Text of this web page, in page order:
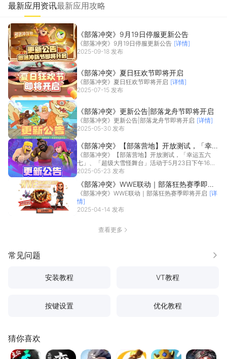
最新应用资讯最新应用攻略
《部落冲突》9月19日停服更新公告
《部落冲突》9月19日停服更新公告 [详情]
2025-09-18 发布
《部落冲突》夏日狂欢节即将开启
《部落冲突》夏日狂欢节即将开启 [详情]
2025-07-15 发布
《部落冲突》更新公告|部落龙舟节即将开启
《部落冲突》更新公告|部落龙舟节即将开启 [详情]
2025-05-30 发布
《部落冲突》【部落营地】开放测试，「幸运
五六七」、「超级大雪怪舞台」活动于5月23
日下午16：00开启
《部落冲突》【部落营地】开放测试，「幸运五六
七」、「超级大雪怪舞台」活动于5月23日下午16：
00开启 [详情]
2025-05-23 发布
《部落冲突》WWE联动｜部落狂热赛季即将
开启
《部落冲突》WWE联动｜部落狂热赛季即将开启 [详
情]
2025-04-14 发布
查看更多
常见问题 更多
安装教程 VT教程
按键设置 优化教程
猜你喜欢
三国：天下归心
率土之滨 三国：冰河时代
万国觉醒 奔奔王国 斗兽战